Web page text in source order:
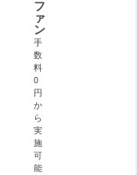
フ
ァ
ン
手
数
料
0
円
か
ら
実
施
可
能